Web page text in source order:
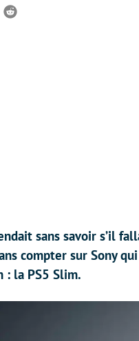
Reddit
sans savoir s’il
compter sur Sony
: la PS5 Slim.